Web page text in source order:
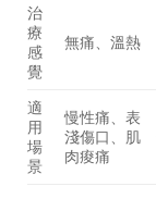
治
療
感
覺
無痛、溫熱
適
用
場
景
慢性痛、表
淺傷口、肌
肉痠痛